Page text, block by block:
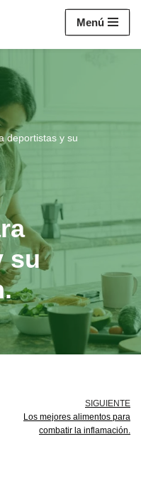
Menú
deportistas y su
su
SIGUIENTE
Los mejores alimentos para
combatir la inflamación.